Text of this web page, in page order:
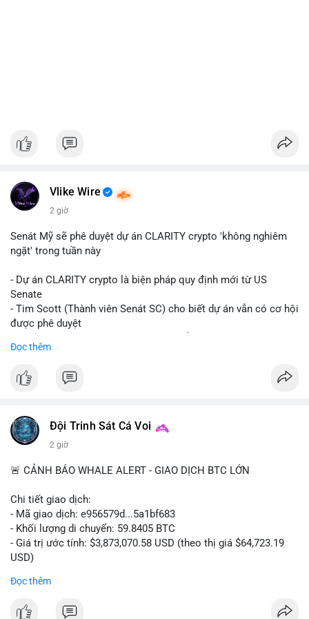
Vlike Wire
2 giờ
Senát Mỹ sẽ phê duyệt dự án CLARITY crypto 'không nghiêm
ngặt' trong tuần này
- Dự án CLARITY crypto là biện pháp quy định mới từ US
Senate
- Tim Scott (Thành viên Senát SC) cho biết dự án vẫn có cơ hội
được phê duyệt
trình
#vlikevn #titanbot
Đọc thêm
Đội Trinh Sát Cá Voi
2 giờ
🚨 CẢNH BÁO WHALE ALERT - GIAO DỊCH BTC LỚN
Chi tiết giao dịch:
- Mã giao dịch: e956579d...5a1bf683
- Khối lượng di chuyển: 59.8405 BTC
- Giá trị ước tính: $3,873,070.58 USD (theo thị giá $64,723.19
USD)
kích hoạt di chuyển trong mempool. Với quy mô này, khả năng
Đọc thêm